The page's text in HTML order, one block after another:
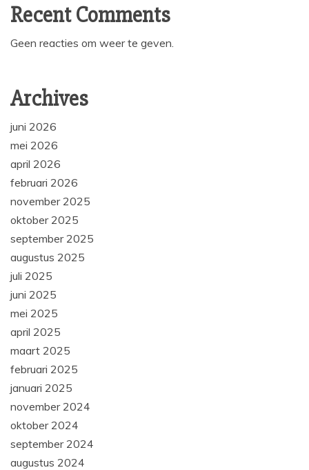
Recent Comments
Geen reacties om weer te geven.
Archives
juni 2026
mei 2026
april 2026
februari 2026
november 2025
oktober 2025
september 2025
augustus 2025
juli 2025
juni 2025
mei 2025
april 2025
maart 2025
februari 2025
januari 2025
november 2024
oktober 2024
september 2024
augustus 2024